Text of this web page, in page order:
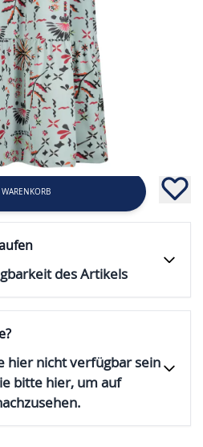
des Artikels
hier nicht verfügbar sein
bitte hier, um auf